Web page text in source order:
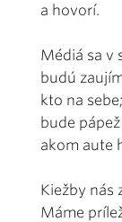
a hovorí.
Médiá sa v
budú
kto na
bude
akom aute
Kiežby nás
Máme